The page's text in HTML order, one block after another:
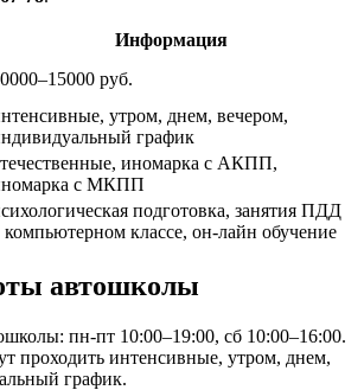
Информация
руб.
утром, днем, вечером,
график
иномарка с АКПП,
с МКПП
подготовка, занятия ПДД
компьютерном классе, он-лайн обучение
автошколы
пн-пт 10:00–19:00, сб 10:00–16:00.
проходить интенсивные, утром, днем,
график.